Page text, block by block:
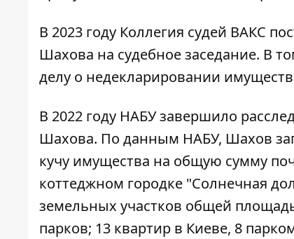
В 2023 году Коллегия судей ВАКС
Шахова на судебное заседание. В
делу о недекларировании
В 2022 году НАБУ завершило
Шахова. По данным НАБУ, Шахов
кучу имущества на общую сумму
коттеджном городке "Солнечная
земельных участков общей
парков; 13 квартир в Киеве, 8